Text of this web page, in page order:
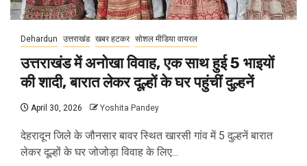
Dehardun उत्तराखंड खबर हटकर सोशल मीडिया वायरल
उत्तराखंड में अनोखा विवाह, एक साथ हुई 5 भाइयों
की शादी, बारात लेकर दूल्हों के घर पहुंचीं दुल्हनें
April 30, 2026 Yoshita Pandey
देहरादून जिले के जौनसार बावर स्थित खारसी गांव में 5 दुल्हनें बारात
लेकर दूल्हों के घर जोजोड़ा विवाह के लिए...